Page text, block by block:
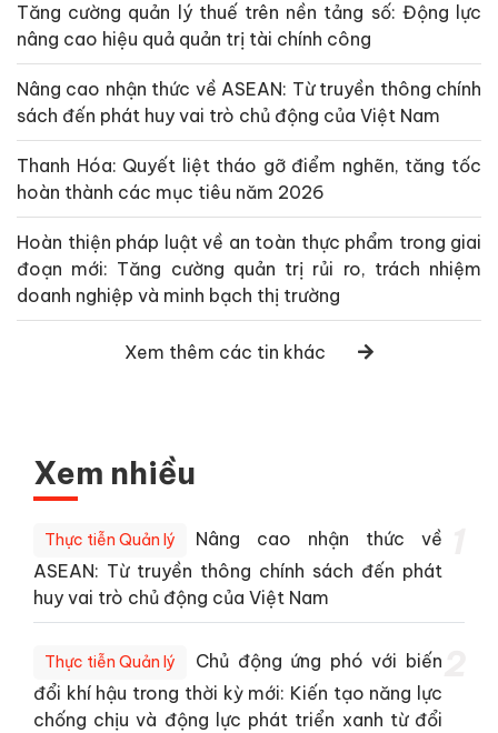
Tăng cường quản lý thuế trên nền tảng số: Động lực
nâng cao hiệu quả quản trị tài chính công
Nâng cao nhận thức về ASEAN: Từ truyền thông chính
sách đến phát huy vai trò chủ động của Việt Nam
Thanh Hóa: Quyết liệt tháo gỡ điểm nghẽn, tăng tốc
hoàn thành các mục tiêu năm 2026
Hoàn thiện pháp luật về an toàn thực phẩm trong giai
đoạn mới: Tăng cường quản trị rủi ro, trách nhiệm
doanh nghiệp và minh bạch thị trường
Xem thêm các tin khác
Xem nhiều
Thực tiễn Quản lý
Nâng cao nhận thức về
ASEAN: Từ truyền thông chính sách đến phát
huy vai trò chủ động của Việt Nam
Thực tiễn Quản lý
Chủ động ứng phó với biến
đổi khí hậu trong thời kỳ mới: Kiến tạo năng lực
chống chịu và động lực phát triển xanh từ đổi